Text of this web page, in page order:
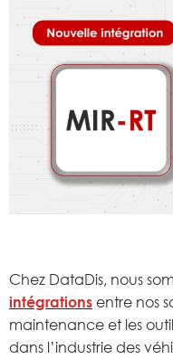
Chez DataDis, nous
intégrations entre nos
maintenance et les
dans l’industrie des